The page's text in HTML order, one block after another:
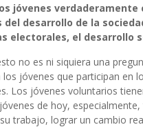
jóvenes
del desarrollo de la
electorales, el desarrollo
no es ni siquiera una
los jóvenes que participan en
Los jóvenes voluntarios
de hoy,
trabajo, lograr un cambio